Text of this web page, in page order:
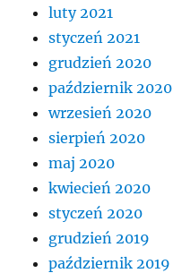
luty 2021
styczeń 2021
grudzień 2020
październik 2020
wrzesień 2020
sierpień 2020
maj 2020
kwiecień 2020
styczeń 2020
grudzień 2019
październik 2019